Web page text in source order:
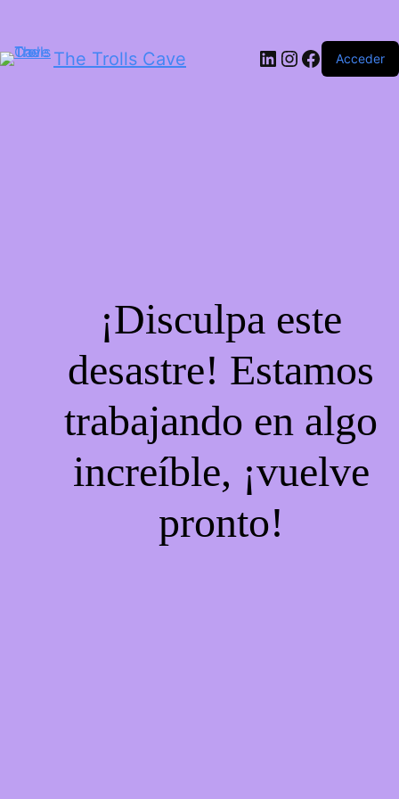
The Trolls Cave LinkedIn
Instagram
Facebook
Acceder
¡Disculpa este
desastre! Estamos
trabajando en algo
increíble, ¡vuelve
pronto!